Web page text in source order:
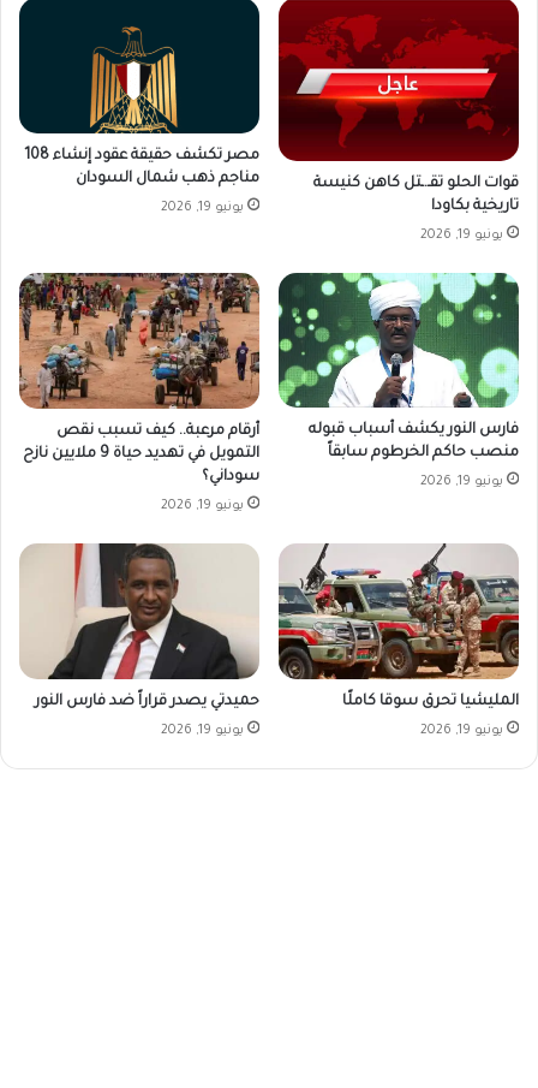
قوات الحلو تقـ.ـتل كاهن كنيسة
تاريخية بكاودا
يونيو 19, 2026
مصر تكشف حقيقة عقود إنشاء 108
مناجم ذهب شمال السودان
يونيو 19, 2026
فارس النور يكشف أسباب قبوله
منصب حاكم الخرطوم سابقاً
يونيو 19, 2026
أرقام مرعبة.. كيف تسبب نقص
التمويل في تهديد حياة 9 ملايين نازح
سوداني؟
يونيو 19, 2026
المليشيا تحرق سوقا كاملًا
يونيو 19, 2026
حميدتي يصدر قراراً ضد فارس النور
يونيو 19, 2026